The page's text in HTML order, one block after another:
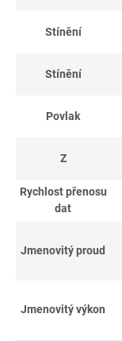
Stínění
Stínění
Povlak
Z
Rychlost přenosu
dat
Jmenovitý proud
Jmenovitý výkon